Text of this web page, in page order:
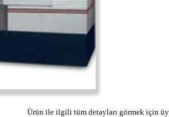
Ürün ile ilgili tüm detayları görmek için